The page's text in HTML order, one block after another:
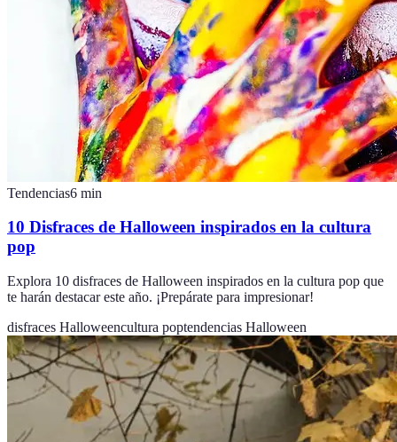
Tendencias6 min
10 Disfraces de Halloween inspirados en la cultura
pop
Explora 10 disfraces de Halloween inspirados en la cultura pop que
te harán destacar este año. ¡Prepárate para impresionar!
disfraces Halloweencultura poptendencias Halloween